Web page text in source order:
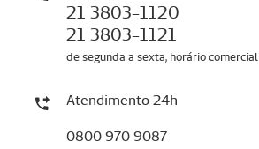
21 3803-1120
21 3803-1121
de segunda a sexta, horário comercial
Atendimento 24h
0800 970 9087